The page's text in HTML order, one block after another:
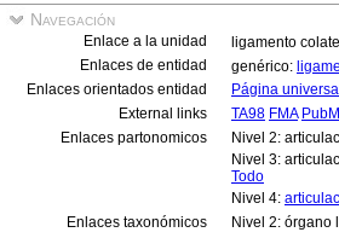
Navegación
Enlace a la unidad
ligamento
Enlaces de entidad
genérico:
Enlaces orientados entidad
Página universal
External links
TA98 FMA
Enlaces partonomicos
Nivel 2:
Nivel 3:
Todo
Nivel 4:
Enlaces taxonómicos
Nivel 2: órgano